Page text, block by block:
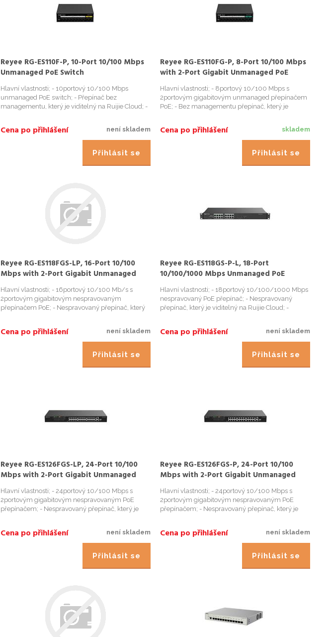
Reyee RG-ES110F-P, 10-Port 10/100 Mbps
Unmanaged PoE Switch
Hlavní vlastnosti; - 10portový 10/100 Mbps
unmanaged PoE switch; - Přepínač bez
managementu, který je viditelný na Ruijie Cloud; -
Použitelné pro různé scénáře;...
není skladem
Cena po přihlášení
Přihlásit se
Reyee RG-ES110FG-P, 8-Port 10/100 Mbps
with 2-Port Gigabit Unmanaged PoE
Switch
Hlavní vlastnosti; - 8portový 10/100 Mbps s
2portovým gigabitovým unmanaged přepínačem
PoE; - Bez managementu přepínač, který je
provedení; Použitelné...
skladem
Cena po přihlášení
Přihlásit se
Reyee RG-ES118FGS-LP, 16-Port 10/100
Mbps with 2-Port Gigabit Unmanaged
PoE Switch
Hlavní vlastnosti; - 16portový 10/100 Mb/s s
2portovým gigabitovým nespravovaným
přepínačem PoE; - Nespravovaný přepínač, který
Vysoce kvalitní provedení; - ...
není skladem
Cena po přihlášení
Přihlásit se
Reyee RG-ES118GS-P-L, 18-Port
10/100/1000 Mbps Unmanaged PoE
Switch
Hlavní vlastnosti; - 18portový 10/100/1000 Mbps
nespravovaný PoE přepínač; - Nespravovaný
přepínač, který je viditelný na Ruijie Cloud; -
Použitelné pro různé s...
není skladem
Cena po přihlášení
Přihlásit se
Reyee RG-ES126FGS-LP, 24-Port 10/100
Mbps with 2-Port Gigabit Unmanaged
PoE Switch
Hlavní vlastnosti; - 24portový 10/100 Mbps s
2portovým gigabitovým nespravovaným PoE
přepínačem; - Nespravovaný přepínač, který je
provedení; - ...
není skladem
Cena po přihlášení
Přihlásit se
Reyee RG-ES126FGS-P, 24-Port 10/100
Mbps with 2-Port Gigabit Unmanaged
PoE Switch
Hlavní vlastnosti; - 24portový 10/100 Mbps s
2portovým gigabitovým nespravovaným PoE
přepínačem; - Nespravovaný přepínač, který je
provedení; - ...
není skladem
Cena po přihlášení
Přihlásit se